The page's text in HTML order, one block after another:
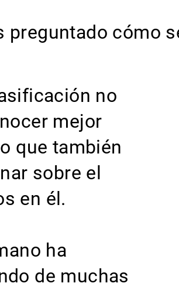
preguntado cómo
no
mejor
que también
sobre el
en él.
ha
de muchas